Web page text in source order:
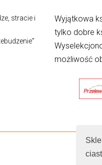
stracie i
Wyjątkowa
tylko dobre
możliwość